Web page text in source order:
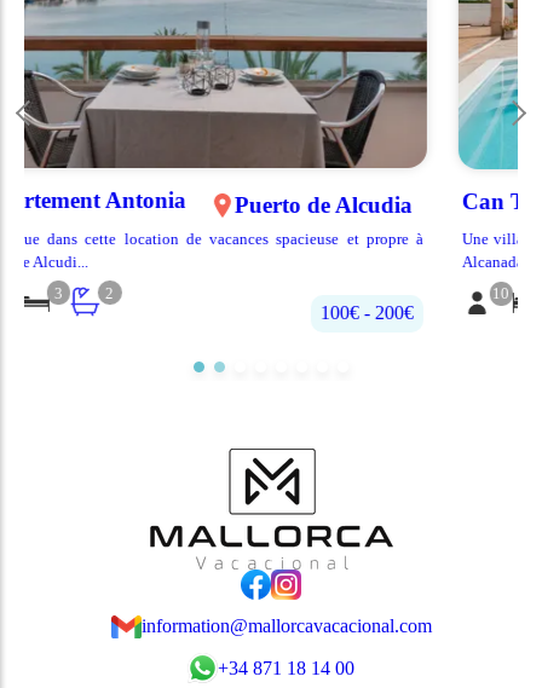
de Alcudia
et propre à
100€ - 200€
Can Torrens
Une villa située dans l'une des zones les plus
information@mallorcavacacional.com
+34 871 18 14 00